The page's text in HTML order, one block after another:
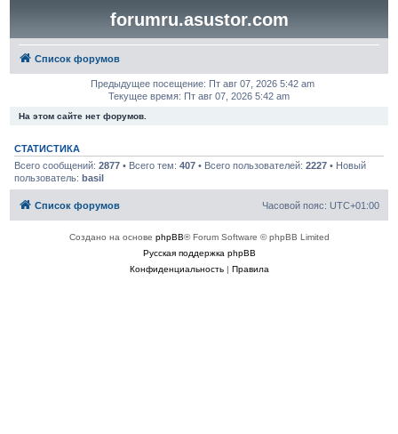
forumru.asustor.com
Список форумов
Предыдущее посещение: Пт авг 07, 2026 5:42 am
Текущее время: Пт авг 07, 2026 5:42 am
На этом сайте нет форумов.
СТАТИСТИКА
Всего сообщений: 2877• Всего тем: 407• Всего пользователей: 2227• Новый
пользователь: basil
Список форумов Часовой пояс: UTC+01:00
Создано на основе phpBB® Forum Software © phpBB Limited
Русская поддержка phpBB
Конфиденциальность| Правила